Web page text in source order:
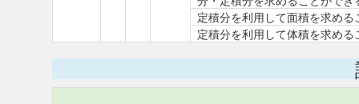
定積分を利用して面積を求める
定積分を利用して体積を求める